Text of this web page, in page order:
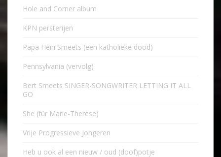
Hole and Corner album
KPN persterijen
Papa Hein Smeets (een katholieke dood)
Pennsylvania (vervolg)
Bert Smeets SINGER-SONGWRITER LETTING IT ALL
GO
She (für Marie-Therese)
Vrije Progressieve Jongeren
Heb u ook al een nieuw / oud (doof)potje